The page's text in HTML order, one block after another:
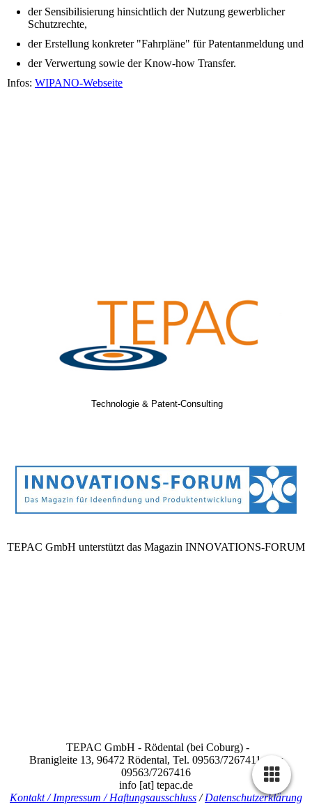
der Sensibilisierung hinsichtlich der Nutzung gewerblicher
Schutzrechte,
der Erstellung konkreter "Fahrpläne" für Patentanmeldung und
der Verwertung sowie der Know-how Transfer.
Infos: WIPANO-Webseite
Technologie & Patent-Consulting
TEPAC GmbH unterstützt das Magazin INNOVATIONS-FORUM
TEPAC GmbH - Rödental (bei Coburg) -
Branigleite 13, 96472 Rödental, Tel. 09563/7267411, Fax
09563/7267416
info [at] tepac.de
Kontakt / Impressum / Haftungsausschluss /Datenschutzerklärung